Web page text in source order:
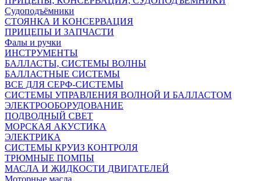
Судоподъёмники
СТОЯНКА И КОНСЕРВАЦИЯ
ПРИЦЕПЫ И ЗАПЧАСТИ
Фалы и ручки
ИНСТРУМЕНТЫ
БАЛЛАСТЫ, СИСТЕМЫ ВОЛНЫ
БАЛЛАСТНЫЕ СИСТЕМЫ
ВСЕ ДЛЯ СЕРФ-СИСТЕМЫ
СИСТЕМЫ УПРАВЛЕНИЯ ВОЛНОЙ И БАЛЛАСТОМ
ЭЛЕКТРООБОРУДОВАНИЕ
ПОДВОДНЫЙ СВЕТ
МОРСКАЯ АКУСТИКА
ЭЛЕКТРИКА
СИСТЕМЫ КРУИЗ КОНТРОЛЯ
ТРЮМНЫЕ ПОМПЫ
МАСЛА И ЖИДКОСТИ ДВИГАТЕЛЕЙ
Моторные масла